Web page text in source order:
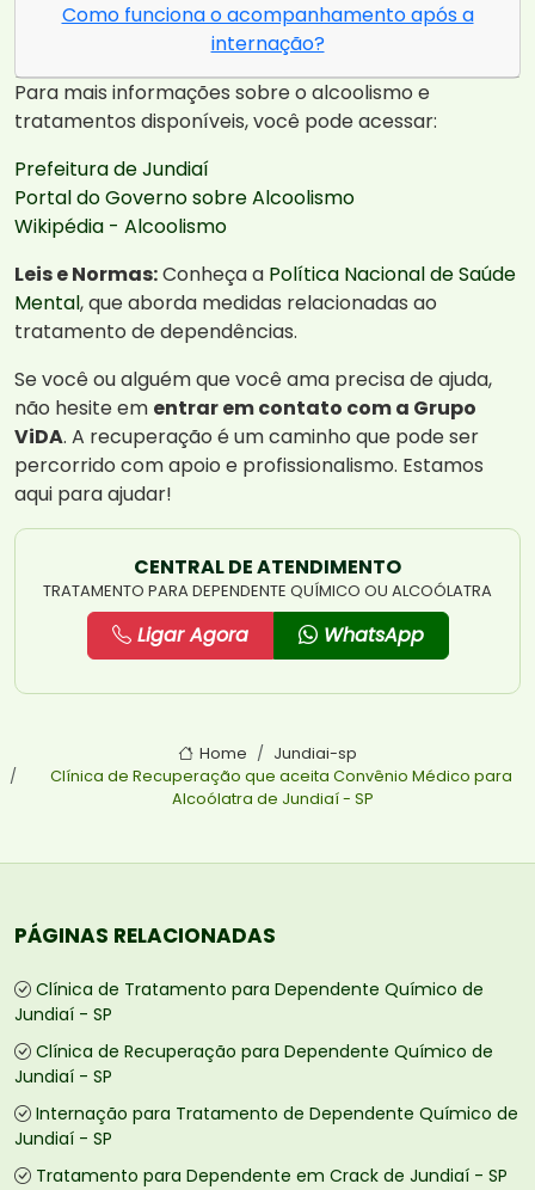
Como funciona o acompanhamento após a
internação?
Para mais informações sobre o alcoolismo e
tratamentos disponíveis, você pode acessar:
Prefeitura de Jundiaí
Portal do Governo sobre Alcoolismo
Wikipédia - Alcoolismo
Leis e Normas:Conheça a Política Nacional de Saúde
Mental, que aborda medidas relacionadas ao
tratamento de dependências.
Se você ou alguém que você ama precisa de ajuda,
não hesite em entrar em contato com a Grupo
ViDA. A recuperação é um caminho que pode ser
percorrido com apoio e profissionalismo. Estamos
aqui para ajudar!
CENTRAL DE ATENDIMENTO
TRATAMENTO PARA DEPENDENTE QUÍMICO OU ALCOÓLATRA
Ligar Agora WhatsApp
Home
Jundiai-sp
Clínica de Recuperação que aceita Convênio Médico para
Alcoólatra de Jundiaí - SP
PÁGINAS RELACIONADAS
Clínica de Tratamento para Dependente Químico de
Jundiaí - SP
Clínica de Recuperação para Dependente Químico de
Jundiaí - SP
Internação para Tratamento de Dependente Químico de
Jundiaí - SP
Tratamento para Dependente em Crack de Jundiaí - SP